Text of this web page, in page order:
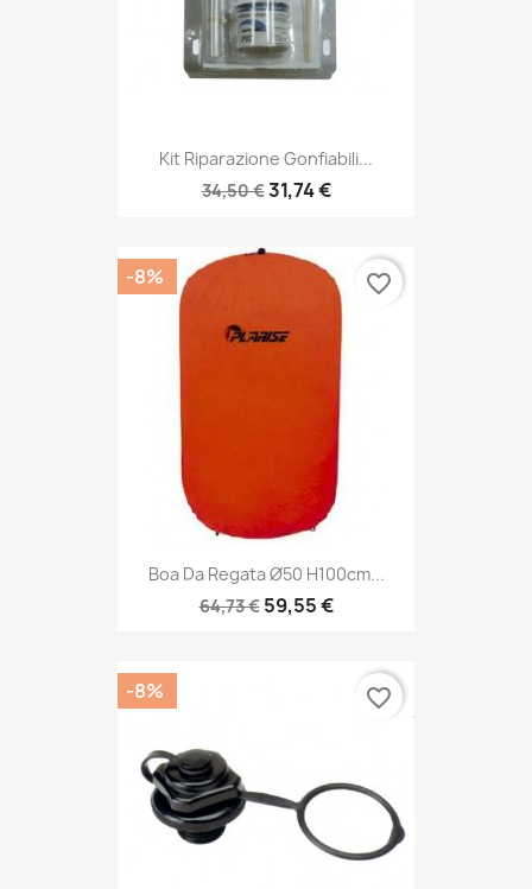
Kit Riparazione Gonfiabili...
34,50 €31,74 €
Boa Da Regata Ø50 H100cm...
64,73 € 59,55 €
-8% favorite_border
-8% favorite_border